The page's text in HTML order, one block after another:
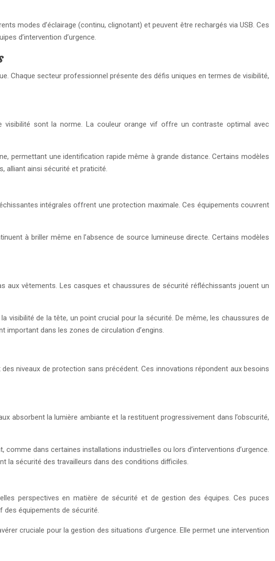
modes d’éclairage (continu, clignotant) et peuvent être rechargés via USB. Ces
d’intervention d’urgence.
Chaque secteur professionnel présente des défis uniques en termes de visibilité,
visibilité sont la norme. La couleur orange vif offre un contraste optimal avec
permettant une identification rapide même à grande distance. Certains modèles
alliant ainsi sécurité et praticité.
intégrales offrent une protection maximale. Ces équipements couvrent
à briller même en l’absence de source lumineuse directe. Certains modèles
aux vêtements. Les casques et chaussures de sécurité réfléchissants jouent un
de la tête, un point crucial pour la sécurité. De même, les chaussures de
dans les zones de circulation d’engins.
niveaux de protection sans précédent. Ces innovations répondent aux besoins
absorbent la lumière ambiante et la restituent progressivement dans l’obscurité,
dans certaines installations industrielles ou lors d’interventions d’urgence.
la sécurité des travailleurs dans des conditions difficiles.
perspectives en matière de sécurité et de gestion des équipes. Ces puces
équipements de sécurité.
cruciale pour la gestion des situations d’urgence. Elle permet une intervention